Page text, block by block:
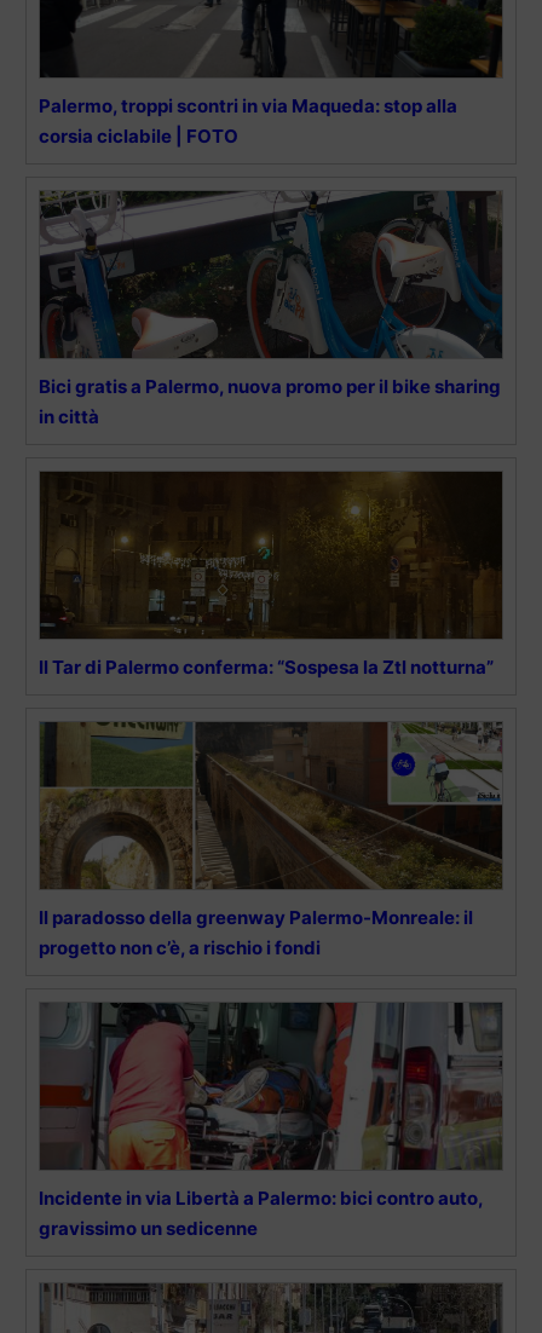
Palermo, troppi scontri in via Maqueda: stop alla
corsia ciclabile | FOTO
Bici gratis a Palermo, nuova promo per il bike sharing
in città
Il Tar di Palermo conferma: “Sospesa la Ztl notturna”
Il paradosso della greenway Palermo-Monreale: il
progetto non c’è, a rischio i fondi
Incidente in via Libertà a Palermo: bici contro auto,
gravissimo un sedicenne